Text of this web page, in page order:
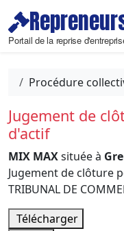
Portail de la reprise
Procédure
Jugement de
d'actif
MIX MAXsituée à
Jugement de clôture
TRIBUNAL DE
Télécharger